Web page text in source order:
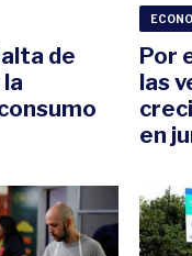
de
Por
las
en